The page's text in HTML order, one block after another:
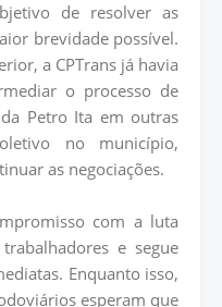
de resolver as
brevidade possível.
a CPTrans já havia
o processo de
Petro Ita em outras
no município,
as negociações.
com a luta
e segue
Enquanto isso,
esperam que